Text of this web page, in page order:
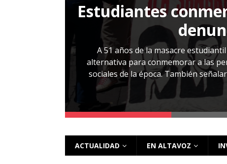
Estudiantes
A 51 años de la masacre
alternativa para conmemorar a las
sociales de la época. También
ACTUALIDAD EN ALTAVOZ